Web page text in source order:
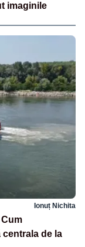
imaginile
Ionuț Nichita
de la